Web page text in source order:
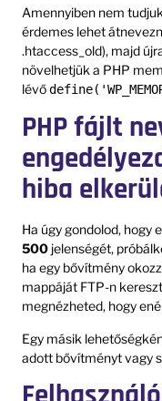
Amennyiben nem
érdemes lehet
.htaccess_old), majd
növelhetjük a PHP
lévő
PHP fájlt
hiba
Ha úgy gondolod, hogy
500 jelenségét,
ha egy bővítmény
mappáját FTP-n
megnézheted, hogy
Egy másik
adott bővítményt vagy